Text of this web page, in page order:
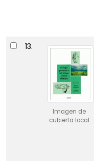
13.
Imagen de
cubierta local